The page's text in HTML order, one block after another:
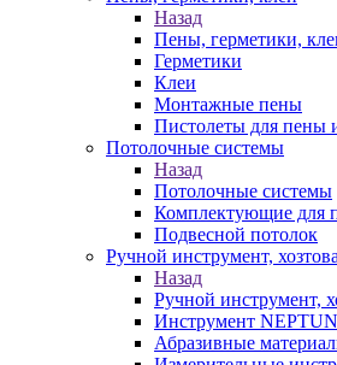
Назад
Пены, герметики,
Герметики
Клеи
Монтажные пены
Пистолеты для пены
Потолочные системы
Назад
Потолочные системы
Комплектующие для
Подвесной потолок
Ручной инструмент,
Назад
Ручной инструмент,
Инструмент NEPTUN
Абразивные